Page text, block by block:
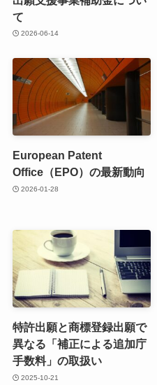
て
2026-06-14
European Patent
Office（EPO）の最新動向
2026-01-28
特許出願と商標登録出願で
異なる「補正による追加庁
手数料」の取扱い
2025-10-21